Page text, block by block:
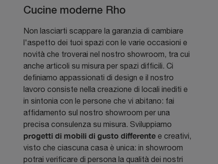
Cucine moderne Rho
Non lasciarti scappare la garanzia di cambiare
l'aspetto dei tuoi spazi con le varie occasioni e
novità che troverai nel nostro showroom, tra cui
anche articoli su misura per spazi difficili. Ci
definiamo appassionati di design e il nostro
lavoro consiste nella creazione di locali inediti e
in sintonia con le persone che vi abitano: fai
affidamento sul nostro showroom per una
precisa consulenza su misura. Sviluppiamo
progetti di mobili di gusto differente e creativi,
visto che ciascuna casa è unica: in showroom
potrai verificare di persona la qualità dei nostri